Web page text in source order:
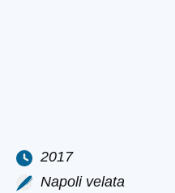
2017
Napoli velata